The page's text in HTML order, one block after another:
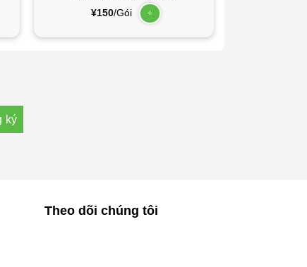
¥150/Gói +
Theo dõi chúng tôi